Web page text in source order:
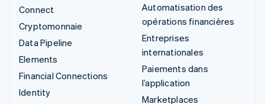
Connect
Cryptomonnaie
Data Pipeline
Elements
Financial Connections
Identity
Automatisation des
opérations financières
Entreprises
internationales
Paiements dans
l’application
Marketplaces